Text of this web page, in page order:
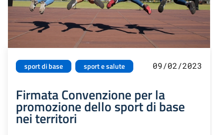
sport di base sport e salute 09/02/2023
Firmata Convenzione per la
promozione dello sport di base
nei territori